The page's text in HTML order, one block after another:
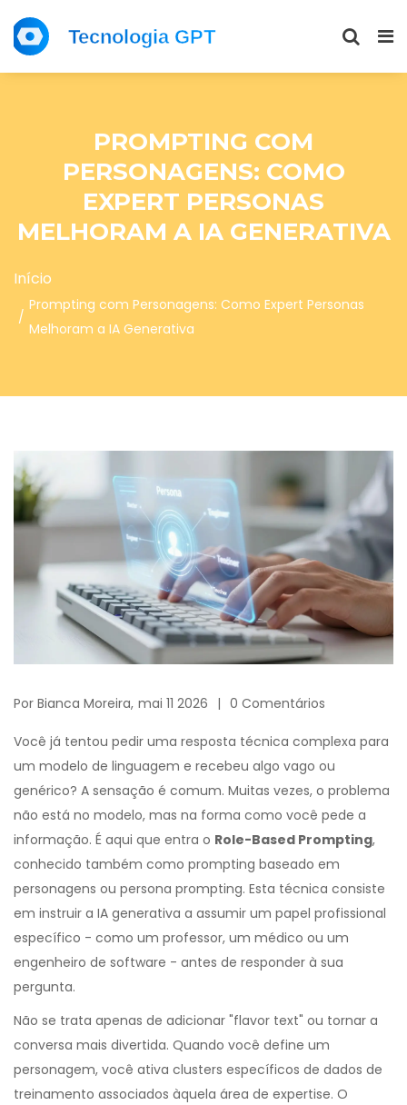
PROMPTING COM
PERSONAGENS: COMO
EXPERT PERSONAS
MELHORAM A IA GENERATIVA
Início
Prompting com Personagens: Como Expert Personas
Melhoram a IA Generativa
Por Bianca Moreira, mai 11 2026 0 Comentários
Você já tentou pedir uma resposta técnica complexa para
um modelo de linguagem e recebeu algo vago ou
genérico? A sensação é comum. Muitas vezes, o problema
não está no modelo, mas na forma como você pede a
informação. É aqui que entra o Role-Based Prompting,
conhecido também como prompting baseado em
personagens ou persona prompting. Esta técnica consiste
em instruir a IA generativa a assumir um papel profissional
específico - como um professor, um médico ou um
engenheiro de software - antes de responder à sua
pergunta.
Não se trata apenas de adicionar "flavor text" ou tornar a
conversa mais divertida. Quando você define um
personagem, você ativa clusters específicos de dados de
treinamento associados àquela área de expertise. O